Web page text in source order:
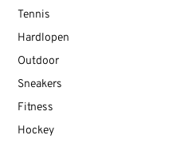
Tennis
Hardlopen
Outdoor
Sneakers
Fitness
Hockey